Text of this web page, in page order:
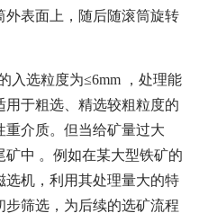
表面上，随后随滚筒旋转
入选粒度为≤6mm ，处理能
于粗选、精选较粗粒度的
介质。但当给矿量过大
中 。例如在某大型铁矿的
机，利用其处理量大的特
步筛选，为后续的选矿流程